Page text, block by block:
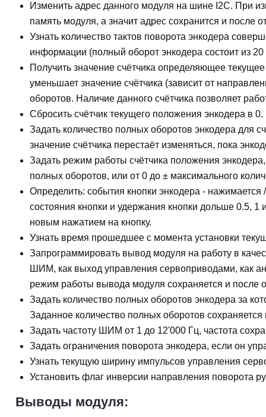
Изменить адрес данного модуля на шине I2C. При
память модуля, а значит адрес сохранится и после
Узнать количество тактов поворота энкодера
информации (полный оборот энкодера состоит из 20
Получить значение счётчика определяющее
уменьшает значение счётчика (зависит от
оборотов. Наличие данного счётчика позволяет
Сбросить счётчик текущего положения энкодера в 0.
Задать количество полных оборотов энкодера для
значение счётчика перестаёт изменяться, пока
Задать режим работы счётчика положения
полных оборотов, или от 0 до ± максимального
Определить: события кнопки энкодера -
состояния кнопки и удержания кнопки дольше 0.5, 1
новым нажатием на кнопку.
Узнать время прошедшее с момента установки
Запрограммировать вывод модуля на работу в
ШИМ, как выход управления сервоприводами, как
режим работы вывода модуля сохраняется и после
Задать количество полных оборотов энкодера за
Заданное количество полных оборотов
Задать частоту ШИМ от 1 до 12'000 Гц, частота
Задать ограничения поворота энкодера, если он
Узнать текущую ширину импульсов управления
Установить флаг инверсии направления поворота
Выводы модуля: